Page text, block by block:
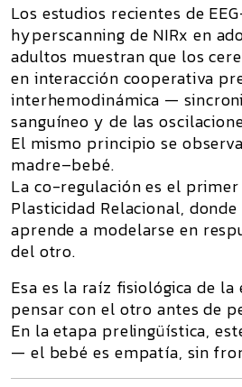
Los estudios recientes de
hyperscanning de NIRx en
adultos muestran que los
en interacción cooperativa
interhemodinámica —
sanguíneo y de las
El mismo principio se
madre–bebé.
La co-regulación es el
Plasticidad Relacional,
aprende a modelarse en
del otro.
Esa es la raíz fisiológica de la
pensar con el otro antes de
En la etapa prelingüística,
— el bebées empatía, sin